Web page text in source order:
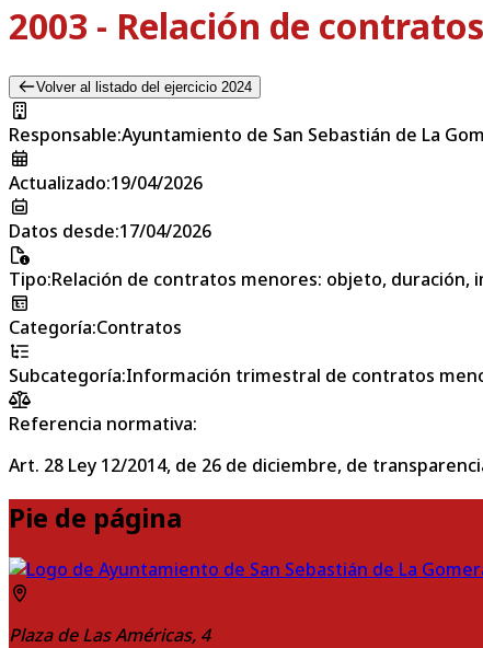
2003 - Relación de
Volver al listado del ejercicio 2024
Responsable:Ayuntamiento de San Sebastián de La
Actualizado:19/04/2026
Datos desde:17/04/2026
Tipo:Relación de contratos menores: objeto,
Categoría:Contratos
Subcategoría:Información trimestral de contratos
Referencia normativa:
Art. 28 Ley 12/2014, de 26 de diciembre, de
Pie de página
Plaza de Las Américas, 4